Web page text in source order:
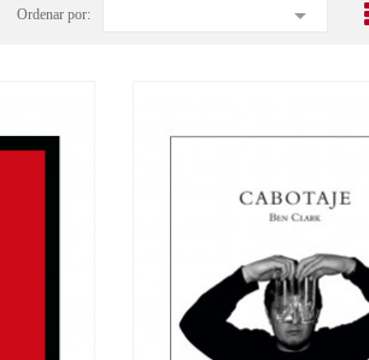
Ordenar por: 